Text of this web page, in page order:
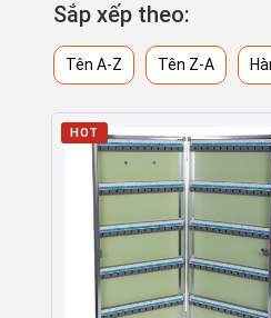
Sắp xếp theo:
Tên A-Z Tên Z-A
HOT